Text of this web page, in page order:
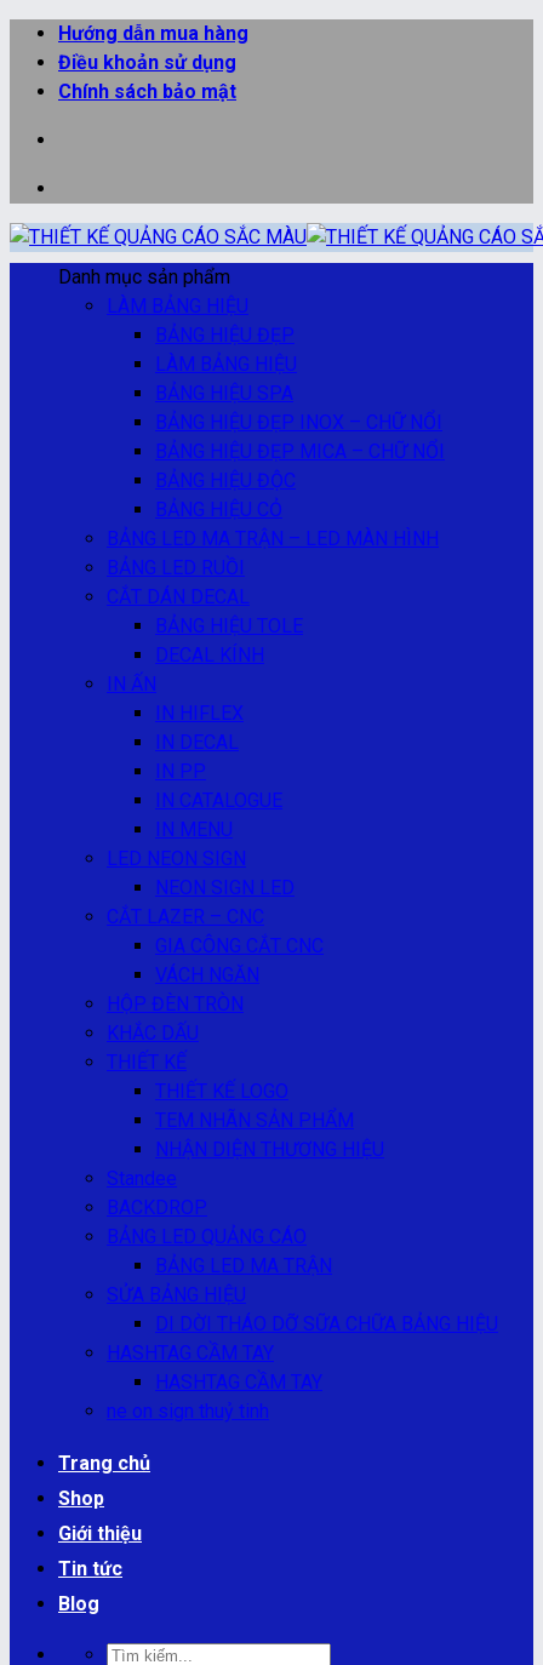
qua
Hướng dẫn mua hàng
Điều khoản sử dụng
Chính sách bảo mật
Danh mục sản phẩm
LÀM BẢNG HIỆU
BẢNG HIỆU ĐẸP
LÀM BẢNG HIỆU
BẢNG HIỆU SPA
BẢNG HIỆU ĐẸP INOX – CHỮ NỔI
BẢNG HIỆU ĐẸP MICA – CHỮ NỔI
BẢNG HIỆU ĐỘC
BẢNG HIỆU CỎ
BẢNG LED MA TRẬN – LED MÀN HÌNH
BẢNG LED RUỒI
CẮT DÁN DECAL
BẢNG HIỆU TOLE
DECAL KÍNH
IN ẤN
IN HIFLEX
IN DECAL
IN PP
IN CATALOGUE
IN MENU
LED NEON SIGN
NEON SIGN LED
CẮT LAZER – CNC
GIA CÔNG CẮT CNC
VÁCH NGĂN
HỘP ĐÈN TRÒN
KHẮC DẤU
THIẾT KẾ
THIẾT KẾ LOGO
TEM NHÃN SẢN PHẨM
NHẬN DIỆN THƯƠNG HIỆU
Standee
BACKDROP
BẢNG LED QUẢNG CÁO
BẢNG LED MA TRẬN
SỬA BẢNG HIỆU
DI DỜI THÁO DỠ SỮA CHỮA BẢNG HIỆU
HASHTAG CẦM TAY
HASHTAG CẦM TAY
ne on sign thuỷ tinh
Trang chủ
Shop
Giới thiệu
Tin tức
Blog
Tìm